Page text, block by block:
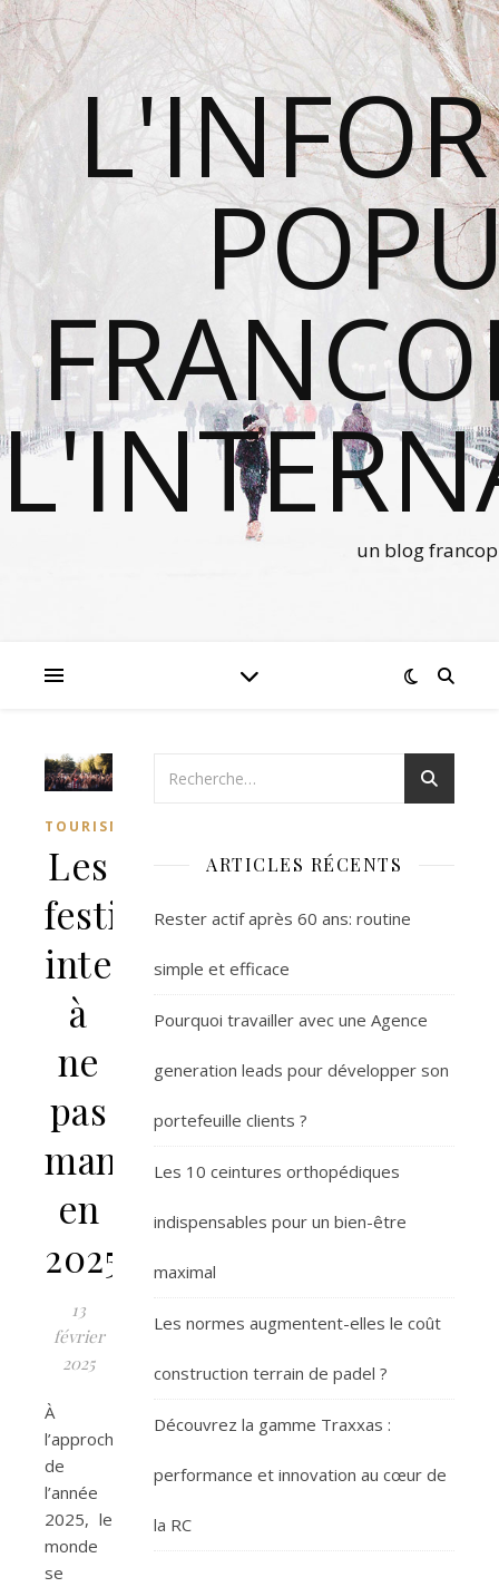
un blog
TOURISME
Les
festivals
internationaux
à
ne
pas
manquer
en
2025
13
février
2025
À
l’approche
de
l’année
2025, le
monde
se
ARTICLES RÉCENTS
Rester actif après 60 ans: routine
simple et efficace
Pourquoi travailler avec une Agence
generation leads pour développer son
portefeuille clients ?
Les 10 ceintures orthopédiques
indispensables pour un bien-être
maximal
Les normes augmentent-elles le coût
construction terrain de padel ?
Découvrez la gamme Traxxas :
performance et innovation au cœur de
la RC